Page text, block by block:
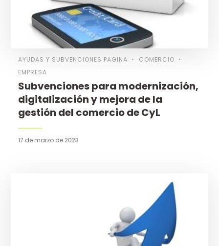
AYUDAS Y SUBVENCIONES PAGINA
COMERCIO
EMPRESA
Subvenciones para modernización,
digitalización y mejora de la
gestión del comercio de CyL
17 de marzo de 2023